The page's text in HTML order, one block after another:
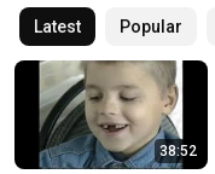
Latest Popular
38:52